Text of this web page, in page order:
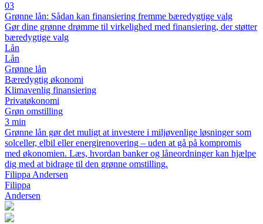
03
Grønne lån: Sådan kan finansiering fremme bæredygtige valg
Gør dine grønne drømme til virkelighed med finansiering, der støtter
bæredygtige valg
Lån
Lån
Grønne lån
Bæredygtig økonomi
Klimavenlig finansiering
Privatøkonomi
Grøn omstilling
3 min
Grønne lån gør det muligt at investere i miljøvenlige løsninger som
solceller, elbil eller energirenovering – uden at gå på kompromis
med økonomien. Læs, hvordan banker og låneordninger kan hjælpe
dig med at bidrage til den grønne omstilling.
Filippa Andersen
Filippa
Andersen